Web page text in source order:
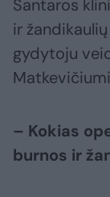
Santaros
ir
gydytoju
– Kokias
burnos ir